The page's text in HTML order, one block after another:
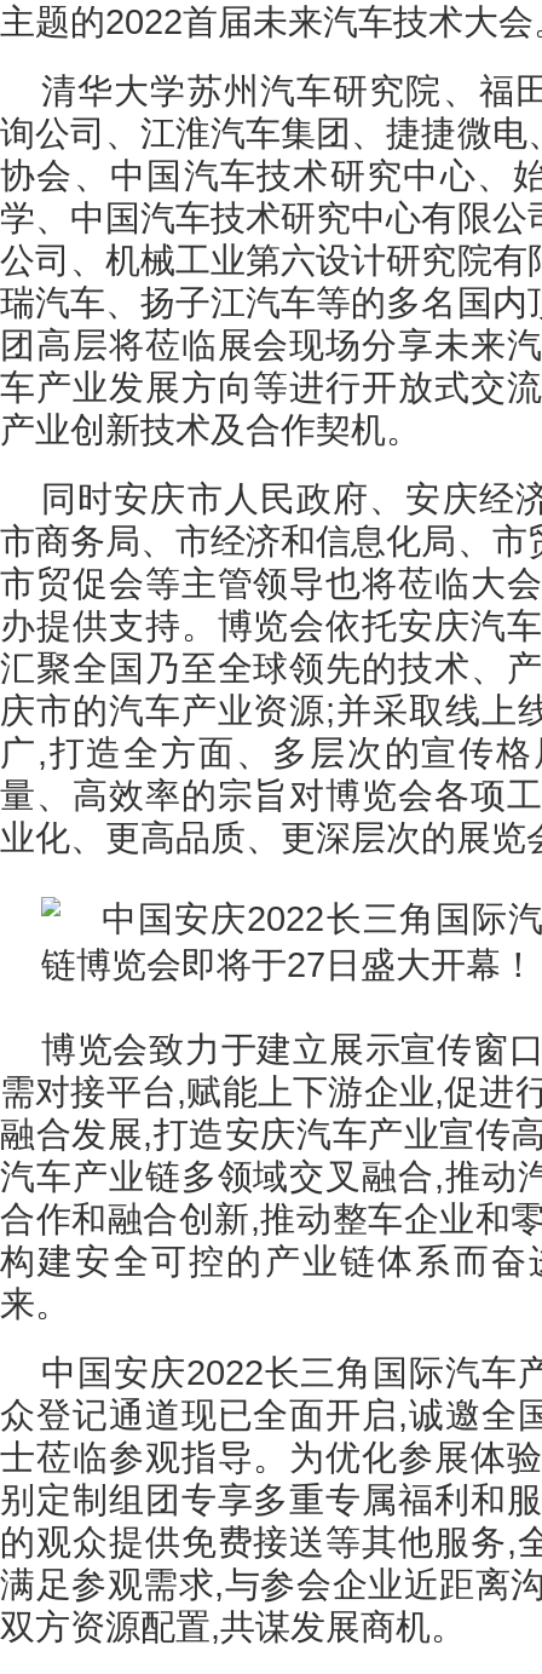
主题的2022首届未来汽车技术大会
清华大学苏州汽车研究院、福
询公司、江淮汽车集团、捷捷微
协会、中国汽车技术研究中心、
学、中国汽车技术研究中心有限
公司、机械工业第六设计研究院
瑞汽车、扬子江汽车等的多名国
团高层将莅临展会现场分享未来
车产业发展方向等进行开放式交
产业创新技术及合作契机。
同时安庆市人民政府、安庆经
市商务局、市经济和信息化局、
市贸促会等主管领导也将莅临大
办提供支持。博览会依托安庆汽
汇聚全国乃至全球领先的技术、
庆市的汽车产业资源;并采取线上
广,打造全方面、多层次的宣传
量、高效率的宗旨对博览会各项
业化、更高品质、更深层次的展览
博览会致力于建立展示宣传窗
需对接平台,赋能上下游企业,促进
融合发展,打造安庆汽车产业宣传
汽车产业链多领域交叉融合,推动
合作和融合创新,推动整车企业和
构建安全可控的产业链体系而
来。
中国安庆2022长三角国际汽车
众登记通道现已全面开启,诚邀全
士莅临参观指导。为优化参展体
别定制组团专享多重专属福利和
的观众提供免费接送等其他服务,
满足参观需求,与参会企业近距离
双方资源配置,共谋发展商机。